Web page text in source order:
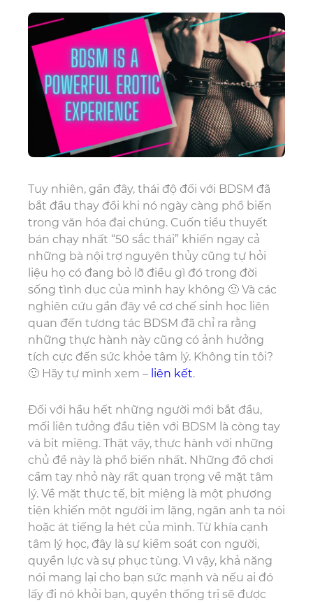
Tuy nhiên, gần đây, thái độ đối với BDSM đã
bắt đầu thay đổi khi nó ngày càng phổ biến
trong văn hóa đại chúng. Cuốn tiểu thuyết
bán chạy nhất “50 sắc thái” khiến ngay cả
những bà nội trợ nguyên thủy cũng tự hỏi
liệu họ có đang bỏ lỡ điều gì đó trong đời
sống tình dục của mình hay không 🙂 Và các
nghiên cứu gần đây về cơ chế sinh học liên
quan đến tương tác BDSM đã chỉ ra rằng
những thực hành này cũng có ảnh hưởng
tích cực đến sức khỏe tâm lý. Không tin tôi?
🙂 Hãy tự mình xem – liên kết.
Đối với hầu hết những người mới bắt đầu,
mối liên tưởng đầu tiên với BDSM là còng tay
và bịt miệng. Thật vậy, thực hành với những
chủ đề này là phổ biến nhất. Những đồ chơi
cầm tay nhỏ này rất quan trọng về mặt tâm
lý. Về mặt thực tế, bịt miệng là một phương
tiện khiến một người im lặng, ngăn anh ta nói
hoặc át tiếng la hét của mình. Từ khía cạnh
tâm lý học, đây là sự kiểm soát con người,
quyền lực và sự phục tùng. Vì vậy, khả năng
nói mang lại cho bạn sức mạnh và nếu ai đó
lấy đi nó khỏi bạn, quyền thống trị sẽ được